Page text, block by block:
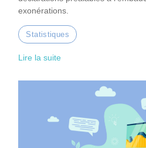
exonérations.
Statistiques
Lire la suite